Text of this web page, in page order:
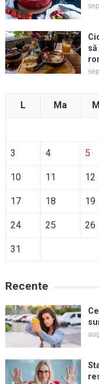
L Ma
3 4 5
10 11 12
17 18 19
24 25 26
31
Recente